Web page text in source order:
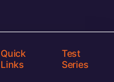
Quick
Links
Test
Series